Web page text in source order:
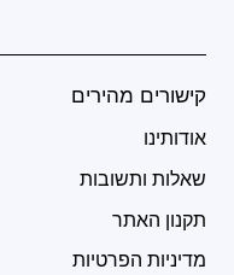
קישורים מהירים
אודותינו
שאלות ותשובות
תקנון האתר
מדיניות הפרטיות